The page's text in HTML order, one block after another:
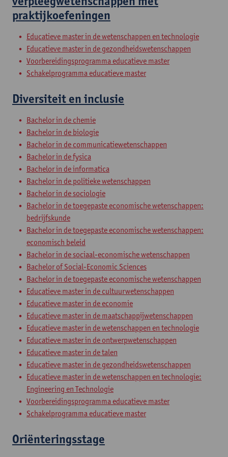
praktijkoefeningen
Educatieve master in de wetenschappen en technologie
Educatieve master in de gezondheidswetenschappen
Voorbereidingsprogramma educatieve master
Schakelprogramma educatieve master
Diversiteit en inclusie
Bachelor in de chemie
Bachelor in de biologie
Bachelor in de communicatiewetenschappen
Bachelor in de fysica
Bachelor in de informatica
Bachelor in de politieke wetenschappen
Bachelor in de sociologie
Bachelor in de toegepaste economische wetenschappen:
bedrijfskunde
Bachelor in de toegepaste economische wetenschappen:
economisch beleid
Bachelor in de sociaal-economische wetenschappen
Bachelor of Social-Economic Sciences
Bachelor in de toegepaste economische wetenschappen
Educatieve master in de cultuurwetenschappen
Educatieve master in de economie
Educatieve master in de maatschappijwetenschappen
Educatieve master in de wetenschappen en technologie
Educatieve master in de ontwerpwetenschappen
Educatieve master in de talen
Educatieve master in de gezondheidswetenschappen
Educatieve master in de wetenschappen en technologie:
Engineering en Technologie
Voorbereidingsprogramma educatieve master
Schakelprogramma educatieve master
Oriënteringsstage